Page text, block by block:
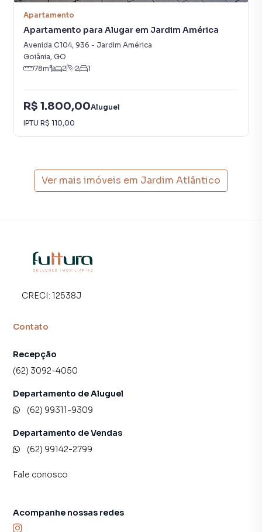
Apartamento
Apartamento para Alugar em Jardim América
Avenida C104, 936 - Jardim América
Goiânia, GO
78m² 2 2 1
R$ 1.800,00Aluguel
IPTU R$ 110,00
Ver mais imóveis em Jardim Atlântico
CRECI: 12538J
Contato
Recepção
(62) 3092-4050
Departamento de Aluguel
(62) 99311-9309
Departamento de Vendas
(62) 99142-2799
Fale conosco
Acompanhe nossas redes